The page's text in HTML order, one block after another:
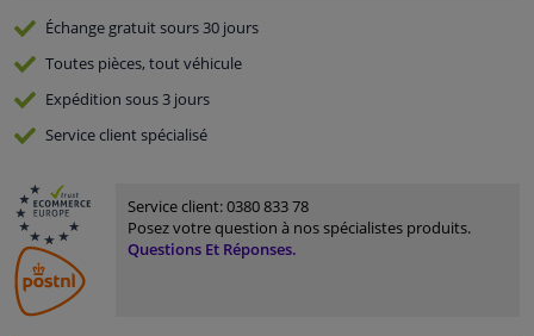
Échange gratuitsours 30 jours
Toutes pièces, tout véhicule
Expédition sous 3 jours
Serviceclient spécialisé
Service client:0380 833 78
Posez votre question à nos spécialistes produits.
Questions Et Réponses.